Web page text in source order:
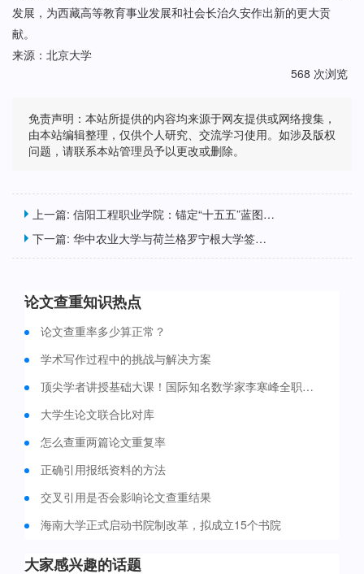
发展，为西藏高等教育事业发展和社会长治久安作出新的更大贡
献。
来源：北京大学
568 次浏览
免责声明：本站所提供的内容均来源于网友提供或网络搜集，
由本站编辑整理，仅供个人研究、交流学习使用。如涉及版权
问题，请联系本站管理员予以更改或删除。
上一篇: 信阳工程职业学院：锚定“十五五”蓝图勇担职教使命
下一篇: 华中农业大学与荷兰格罗宁根大学签署双博士学位合作协议
论文查重知识热点
论文查重率多少算正常？
学术写作过程中的挑战与解决方案
顶尖学者讲授基础大课！国际知名数学家李寒峰全职加盟重庆大学
大学生论文联合比对库
怎么查重两篇论文重复率
正确引用报纸资料的方法
交叉引用是否会影响论文查重结果
海南大学正式启动书院制改革，拟成立15个书院
大家感兴趣的话题